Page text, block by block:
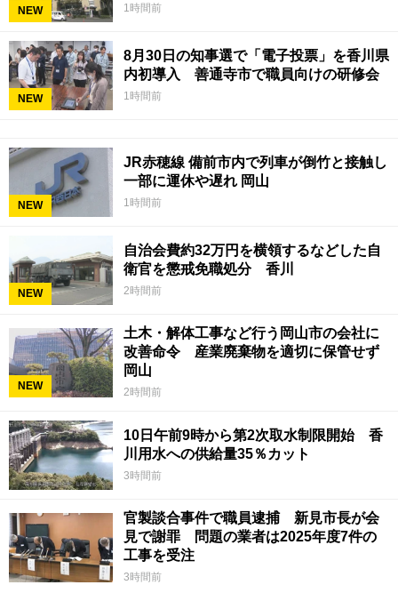
NEW 1時間前
NEW
8月30日の知事選で「電子投票」を香川県
内初導入 善通寺市で職員向けの研修会
1時間前
NEW
JR赤穂線 備前市内で列車が倒竹と接触し
一部に運休や遅れ 岡山
1時間前
NEW
自治会費約32万円を横領するなどした自
衛官を懲戒免職処分 香川
2時間前
NEW
土木・解体工事など行う岡山市の会社に
改善命令 産業廃棄物を適切に保管せず
岡山
2時間前
10日午前9時から第2次取水制限開始 香
川用水への供給量35％カット
3時間前
官製談合事件で職員逮捕 新見市長が会
見で謝罪 問題の業者は2025年度7件の
工事を受注
3時間前